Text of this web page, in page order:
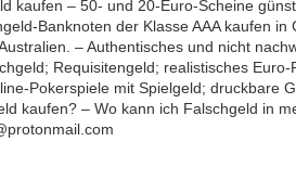
kaufen – 50- und 20-Euro-Scheine
Banknoten der Klasse AAA kaufen in
– Authentisches und nicht
Requisitengeld; realistisches
Pokerspiele mit Spielgeld; druckbare
kaufen? – Wo kann ich Falschgeld in